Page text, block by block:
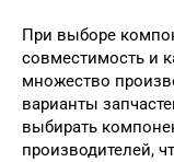
При выборе
совместимость и
множество
варианты
выбирать
производителей,